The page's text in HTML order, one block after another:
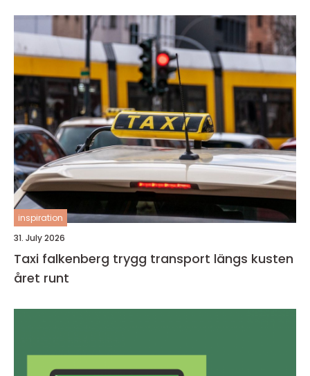
inspiration
31. July 2026
Taxi falkenberg trygg transport längs kusten
året runt